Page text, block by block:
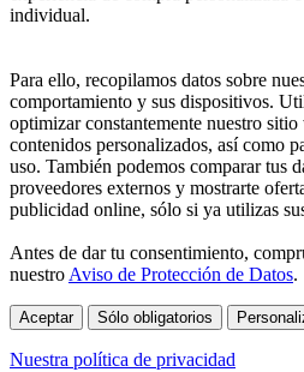
individual.
Para ello, recopilamos datos sobre
comportamiento y sus dispositivos.
optimizar constantemente nuestro
contenidos personalizados, así como
uso. También podemos comparar tus
proveedores externos y mostrarte
publicidad online, sólo si ya utilizas
Antes de dar tu consentimiento,
nuestro Aviso de Protección de Datos.
Aceptar Sólo obligatorios
Nuestra política de privacidad